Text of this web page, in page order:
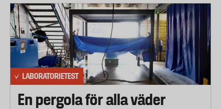
LABORATORIETEST
En pergola för alla väder